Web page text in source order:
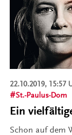
22.10.2019, 15:57
St.-Paulus-Dom
Ein
Schon auf dem